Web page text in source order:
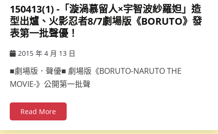
150413(1) -「漩渦慕留人×宇智波紗羅妲」造
型出爐、火影忍者8/7劇場版《BORUTO》發
表第一批聲優！
2015 年 4 月 13 日
■劇場版．聲優■ 劇場版《BORUTO-NARUTO THE
MOVIE-》公開第一批聲
Read More